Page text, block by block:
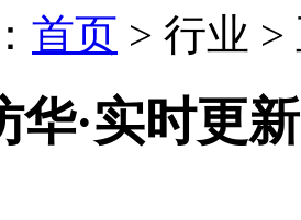
首页 > 行业 >
华·实时更